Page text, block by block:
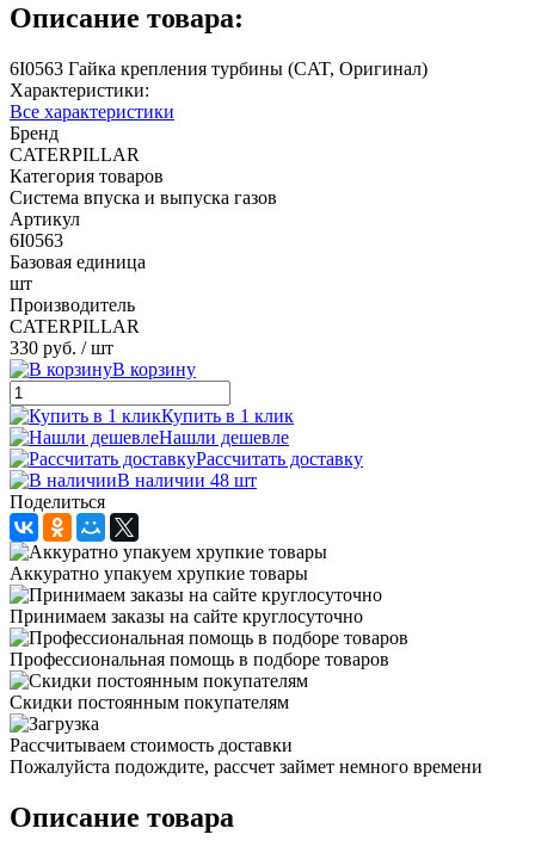
Описание товара:
6I0563 Гайка крепления турбины (CAT, Оригинал)
Характеристики:
Все характеристики
Бренд
CATERPILLAR
Категория товаров
Система впуска и выпуска газов
Артикул
6I0563
Базовая единица
шт
Производитель
CATERPILLAR
330 руб. / шт
В корзину
Купить в 1 клик
Нашли дешевле
Рассчитать доставку
В наличии 48 шт
Поделиться
Аккуратно упакуем хрупкие товары
Принимаем заказы на сайте круглосуточно
Профессиональная помощь в подборе товаров
Скидки постоянным покупателям
Рассчитываем стоимость доставки
Пожалуйста подождите, рассчет займет немного времени
Описание товара